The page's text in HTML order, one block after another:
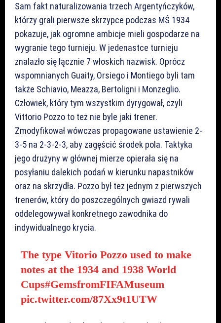
Sam fakt naturalizowania trzech Argentyńczyków,
którzy grali pierwsze skrzypce podczas MŚ 1934
pokazuje, jak ogromne ambicje mieli gospodarze na
wygranie tego turnieju. W jedenastce turnieju
znalazło się łącznie 7 włoskich nazwisk. Oprócz
wspomnianych Guaity, Orsiego i Montiego byli tam
także Schiavio, Meazza, Bertoligni i Monzeglio.
Człowiek, który tym wszystkim dyrygował, czyli
Vittorio Pozzo to też nie byle jaki trener.
Zmodyfikował wówczas propagowane ustawienie 2-
3-5 na 2-3-2-3, aby zagęścić środek pola. Taktyka
jego drużyny w głównej mierze opierała się na
posyłaniu dalekich podań w kierunku napastników
oraz na skrzydła. Pozzo był też jednym z pierwszych
trenerów, który do poszczególnych gwiazd rywali
oddelegowywał konkretnego zawodnika do
indywidualnego krycia.
The type Vitorio Pozzo used to make
notes at the 1934 and 1938 World
Cups#GemsfromFIFAMuseum
pic.twitter.com/87Xx9t1UTW